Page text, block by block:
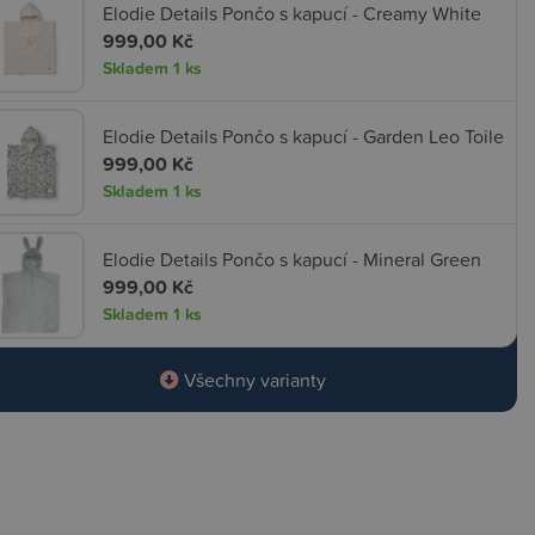
Elodie Details Pončo s kapucí - Creamy White
999,00 Kč
Skladem 1 ks
Elodie Details Pončo s kapucí - Garden Leo Toile
999,00 Kč
Skladem 1 ks
Elodie Details Pončo s kapucí - Mineral Green
999,00 Kč
Skladem 1 ks
Všechny varianty